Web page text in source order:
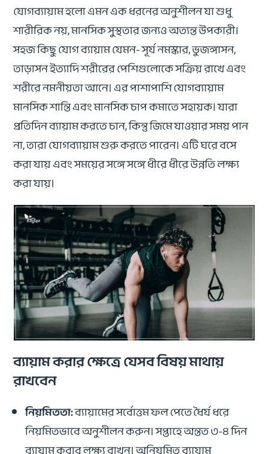
যোগব্যায়াম হলো এমন এক ধরনের অনুশীলন যা শুধু
শারীরিক নয়, মানসিক সুস্থতার জন্যও অত্যন্ত উপকারী।
সহজ কিছু যোগ ব্যায়াম যেমন- সূর্য নমস্কার, ভুজঙ্গাসন,
তাড়াসন ইত্যাদি শরীরের পেশিগুলোকে সক্রিয় রাখে এবং
শরীরে নমনীয়তা আনে। এর পাশাপাশি যোগব্যায়াম
মানসিক শান্তি এবং মানসিক চাপ কমাতে সহায়ক। যারা
প্রতিদিন ব্যায়াম করতে চান, কিন্তু জিমে যাওয়ার সময় পান
না, তারা যোগব্যায়াম শুরু করতে পারেন। এটি ঘরে বসে
করা যায় এবং সময়ের সঙ্গে সঙ্গে ধীরে ধীরে উন্নতি লক্ষ্য
করা যায়।
ব্যায়াম করার ক্ষেত্রে যেসব বিষয় মাথায়
রাখবেন
নিয়মিততা:ব্যায়ামের সর্বোত্তম ফল পেতে ধৈর্য ধরে
নিয়মিতভাবে অনুশীলন করুন। সপ্তাহে অন্তত ৩-৪ দিন